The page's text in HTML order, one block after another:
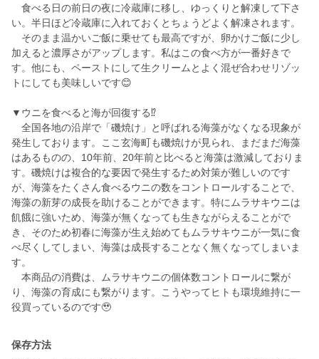
食べる日の前日の夜に冷蔵庫に移し、ゆっくりと解凍して下さ
い。半日ほど冷蔵庫に入れておくとちょうどよく解凍されます。
そのまま温かいご飯に乗せても最高ですが、卵かけご飯に少し
加えると濃厚さがアップします。私はこの食べ方が一番好きで
す。他にも、ペーストにして生クリームとよく混ぜ合わせリゾッ
トにしても美味しいです😊
▼ウニを食べると海が回復する⁉
全国各地の沿岸で「磯焼け」と呼ばれる海藻がなくなる現象が
発生しております。ここ玄海町も磯焼けが見られ、まだまだ海藻
はあるものの、10年前、20年前と比べると海藻は激減しておりま
す。磯焼けは複合的な要因で発生するため対策が難しいのです
が、海藻をたくさん食べるウニの数をコントロールすることで、
海藻の新芽の成長を助けることができます。特にムラサキウニは
飢餓に強いため、海藻が無くなっても生きながらえることがで
き、そのため初春に海藻が生え始めてもムラサキウニが一気に食
べ尽くしてしまい、海藻は成長することなく無くなってしまいま
す。
本商品の消費は、ムラサキウニの個体数コントロールに繋が
り、海藻の育成にも繋がります。こうやってヒトも環境維持に一
役買っているのです🥹
保存方法